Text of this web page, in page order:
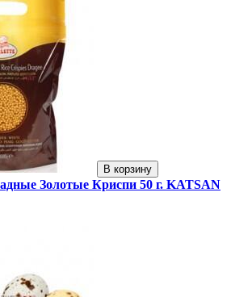
В корзину
Золотые Криспи 50 г. KATSAN